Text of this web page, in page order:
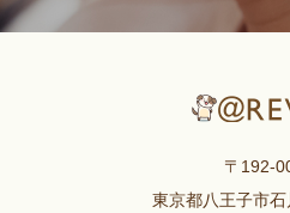
〒192-
東京都八王子市